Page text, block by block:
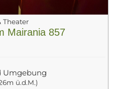
Theater
Mairania 857
Umgebung
ü.d.M.)